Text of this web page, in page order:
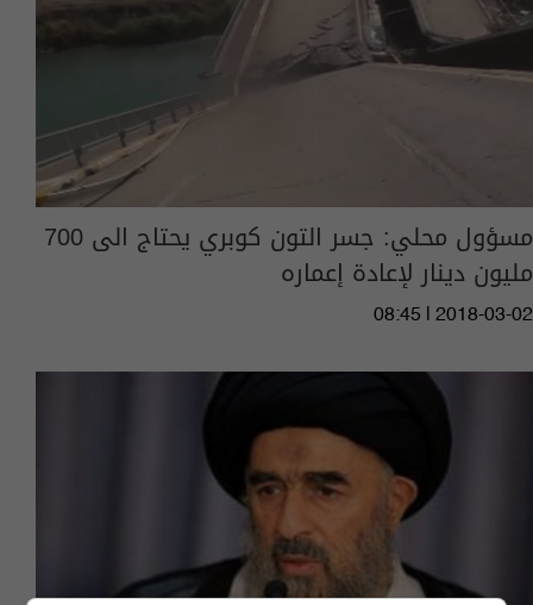
مسؤول محلي: جسر التون كوبري يحتاج الى 700
مليون دينار لإعادة إعماره
08:45 | 2018-03-02